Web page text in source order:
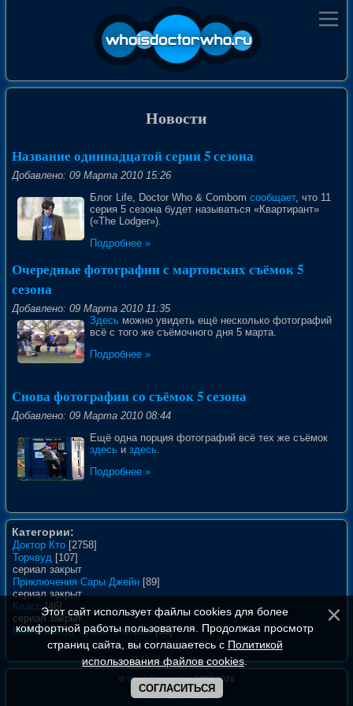
Новости
Название одиннадцатой серии 5 сезона
Добавлено: 09 Марта 2010 15:26
Блог Life, Doctor Who & Combom сообщает, что 11
серия 5 сезона будет называться «Квартирант»
(«The Lodger»).
Подробнее »
Очередные фотографии с мартовских съёмок 5
сезона
Добавлено: 09 Марта 2010 11:35
Здесь можно увидеть ещё несколько фотографий
всё с того же съёмочного дня 5 марта.
Подробнее »
Снова фотографии со съёмок 5 сезона
Добавлено: 09 Марта 2010 08:44
Ещё одна порция фотографий всё тех же съёмок
здесь и здесь.
Подробнее »
Категории:
Доктор Кто [2758]
Торчвуд [107]
сериал закрыт
Приключения Сары Джейн [89]
сериал закрыт
Класс [46]
сериал закрыт
Война между сушей и морем [35]
© WhoIsDoctorWho, 2008-2026
Этот сайт использует файлы cookies для более
комфортной работы пользователя. Продолжая просмотр
страниц сайта, вы соглашаетесь с Политикой
использования файлов cookies.
СОГЛАСИТЬСЯ